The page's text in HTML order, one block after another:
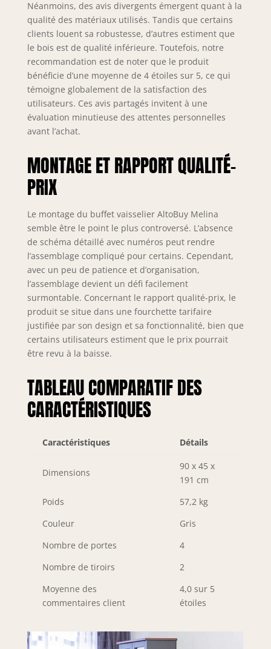
Néanmoins, des avis divergents émergent quant à la
qualité des matériaux utilisés. Tandis que certains
clients louent sa robustesse, d’autres estiment que
le bois est de qualité inférieure. Toutefois, notre
recommandation est de noter que le produit
bénéficie d’une moyenne de 4 étoiles sur 5, ce qui
témoigne globalement de la satisfaction des
utilisateurs. Ces avis partagés invitent à une
évaluation minutieuse des attentes personnelles
avant l’achat.
MONTAGE ET RAPPORT QUALITÉ-
PRIX
Le montage du buffet vaisselier AltoBuy Melina
semble être le point le plus controversé. L’absence
de schéma détaillé avec numéros peut rendre
l’assemblage compliqué pour certains. Cependant,
avec un peu de patience et d’organisation,
l’assemblage devient un défi facilement
surmontable. Concernant le rapport qualité-prix, le
produit se situe dans une fourchette tarifaire
justifiée par son design et sa fonctionnalité, bien que
certains utilisateurs estiment que le prix pourrait
être revu à la baisse.
TABLEAU COMPARATIF DES
CARACTÉRISTIQUES
Caractéristiques Détails
Dimensions
90 x 45 x
191 cm
Poids
57,2 kg
Couleur
Gris
Nombre de portes
4
Nombre de tiroirs
2
Moyenne des
commentaires client
4,0 sur 5
étoiles